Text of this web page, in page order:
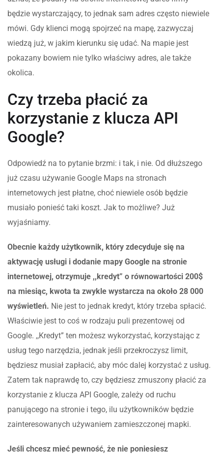
będzie wystarczający, to jednak sam adres często niewiele
mówi. Gdy klienci mogą spojrzeć na mapę, zazwyczaj
wiedzą już, w jakim kierunku się udać. Na mapie jest
pokazany bowiem nie tylko właściwy adres, ale także
okolica.
Czy trzeba płacić za
korzystanie z klucza API
Google?
Odpowiedź na to pytanie brzmi: i tak, i nie. Od dłuższego
już czasu używanie Google Maps na stronach
internetowych jest płatne, choć niewiele osób będzie
musiało ponieść taki koszt. Jak to możliwe? Już
wyjaśniamy.
Obecnie każdy użytkownik, który zdecyduje się na
aktywację usługi i dodanie mapy Google na stronie
internetowej, otrzymuje ,,kredyt” o równowartości 200$
na miesiąc, kwota ta zwykle wystarcza na około 28 000
wyświetleń. Nie jest to jednak kredyt, który trzeba spłacić.
Właściwie jest to coś w rodzaju puli prezentowej od
Google. ,,Kredyt” ten możesz wykorzystać, korzystając z
usług tego narzędzia, jednak jeśli przekroczysz limit,
będziesz musiał zapłacić, aby móc dalej korzystać z usług.
Zatem tak naprawdę to, czy będziesz zmuszony płacić za
korzystanie z klucza API Google, zależy od ruchu
panującego na stronie i tego, ilu użytkowników będzie
zainteresowanych używaniem zamieszczonej mapki.
Jeśli chcesz mieć pewność, że nie poniesiesz